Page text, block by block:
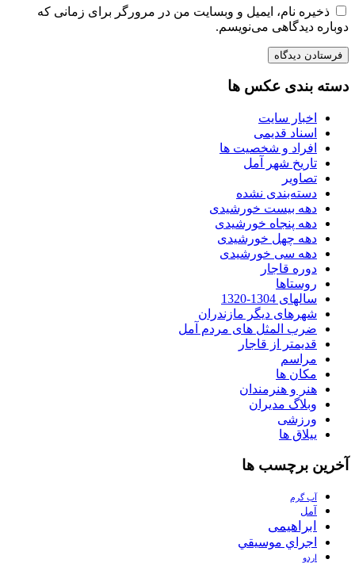
ذخیره نام، ایمیل و وبسایت من در مرورگر برای زمانی که
دوباره دیدگاهی می‌نویسم.
دسته بندی عکس ها
اخبار سایت
اسناد قدیمی
افراد و شخصیت ها
تاریخ شهر آمل
تصاویر
دسته‌بندی نشده
دهه بیست خورشیدی
دهه پنجاه خورشیدی
دهه چهل خورشیدی
دهه سی خورشیدی
دوره قاجار
روستاها
سالهای 1304-1320
شهرهای دیگر مازندران
ضرب المثل های مردم آمل
قدیمتر از قاجار
مراسم
مکان ها
هنر و هنرمندان
وبلاگ مدیران
ورزشی
ییلاق ها
آخرین برچسب ها
آب گرم
آمل
ابراهیمی
اجراي موسيقي
اردو